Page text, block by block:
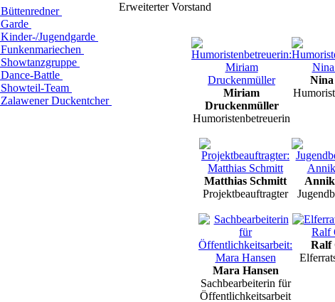
Büttenredner
Garde
Kinder-/Jugendgarde
Funkenmariechen
Showtanzgruppe
Dance-Battle
Showteil-Team
Zalawener Duckentcher
Erweiterter Vorstand
Miriam
Druckenmüller
Humoristenbetreuerin
Nina
Matthias Schmitt
Projektbeauftragter
Mara Hansen
Sachbearbeiterin für
Öffentlichkeitsarbeit
Ralf